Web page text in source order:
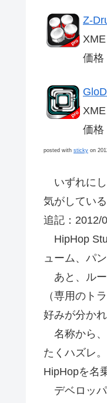
Z-
価格
価格
posted with sticky on
いずれにし
気がしている
追記：2012/
HipHop
ューム、パ
あと、ルー
（専用のト
好みが分か
名称から、
たくハズレ
HipHopを名
デベロッパ